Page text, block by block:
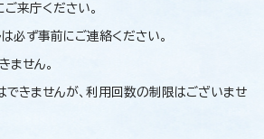
来庁ください。
必ず事前にご連絡ください。
ません。
きませんが、利用回数の制限はございませ